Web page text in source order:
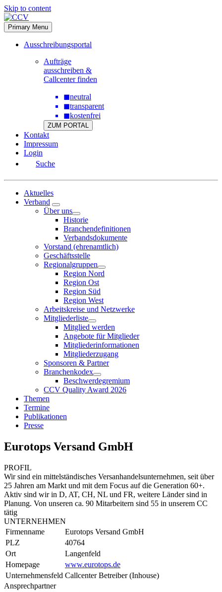
Skip to content
Primary Menu
Ausschreibungsportal
Aufträge
ausschreiben &
Callcenter finden
◼neutral
◼transparent
◼kostenfrei
ZUM PORTAL
Kontakt
Impressum
Login
Suche
Aktuelles
Verband
Über uns
Historie
Branchendefinitionen
Verbandsdokumente
Vorstand (ehrenamtlich)
Geschäftsstelle
Regionalgruppen
Region Nord
Region Ost
Region Süd
Region West
Arbeitskreise und Netzwerke
Mitgliederliste
Mitglied werden
Angebote für Mitglieder
Mitgliederinformationen
Mitgliederzugang
Sponsoren & Partner
Branchenkodex
Beschwerdegremium
CCV Quality Award 2026
Themen
Termine
Publikationen
Presse
Eurotops Versand GmbH
PROFIL
Wir sind ein mittelständisches Versanhandelsunternehmen, seit über
25 Jahren am Markt und mit dem Focus auf die Generation 60+.
Aktiv sind wir in D, AT, CH, NL und FR, weitere Länder sind in
Planung. Von unseren ca. 90 Mitarbeitern sind 55 in unserem CC
tätig
UNTERNEHMEN
Firmenname
Eurotops Versand GmbH
PLZ
40764
Ort
Langenfeld
Homepage
www.eurotops.de
Unternehmensfeld Callcenter Betreiber (Inhouse)
Ansprechpartner